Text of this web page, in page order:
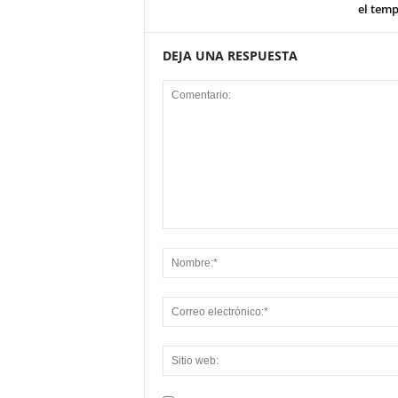
el
DEJA UNA RESPUESTA